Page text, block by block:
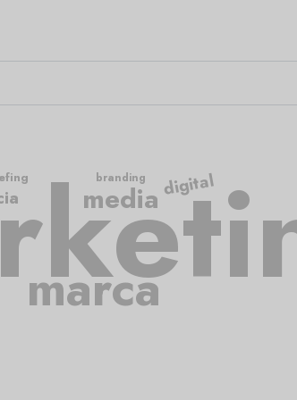
marca
media digital
branding